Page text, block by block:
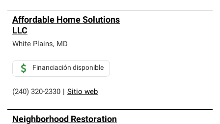
Affordable Home Solutions
LLC
White Plains, MD
(240) 320-2330 Sitio web
Financiación disponible
Neighborhood Restoration